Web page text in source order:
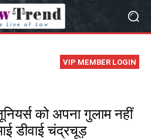
VIP MEMBER LOGIN
को अपना गुलाम नहीं
डीवाई चंद्रचूड़